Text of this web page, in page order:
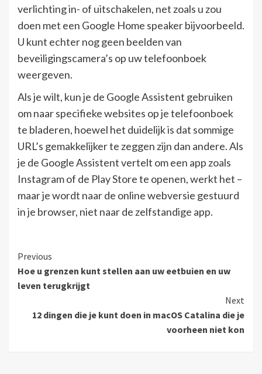
verlichting in- of uitschakelen, net zoals u zou
doen met een Google Home speaker bijvoorbeeld.
U kunt echter nog geen beelden van
beveiligingscamera’s op uw telefoonboek
weergeven.
Als je wilt, kun je de Google Assistent gebruiken
om naar specifieke websites op je telefoonboek
te bladeren, hoewel het duidelijk is dat sommige
URL’s gemakkelijker te zeggen zijn dan andere. Als
je de Google Assistent vertelt om een ​​app zoals
Instagram of de Play Store te openen, werkt het –
maar je wordt naar de online webversie gestuurd
in je browser, niet naar de zelfstandige app.
Continue
Reading
Previous
Hoe u grenzen kunt stellen aan uw eetbuien en uw
leven terugkrijgt
Next
12 dingen die je kunt doen in macOS Catalina die je
voorheen niet kon